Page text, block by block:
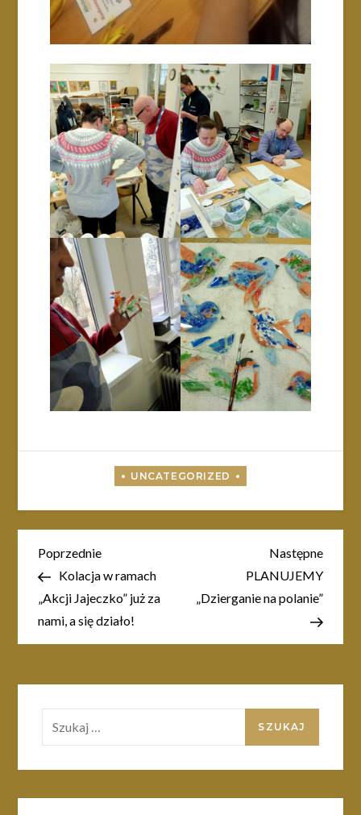
Nawigacja
wpisu
Poprzedni
wpis
Poprzednie
Kolacja w ramach
„Akcji Jajeczko” już za
nami, a się działo!
wpis
Następne
PLANUJEMY
„Dzierganie na polanie”